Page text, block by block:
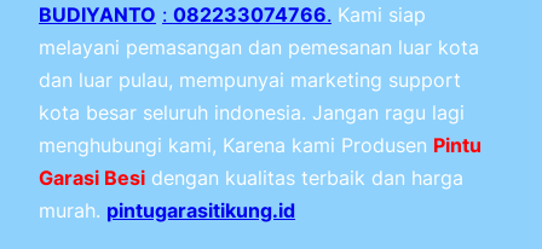
BUDIYANTO : 082233074766. Kami siap
melayani pemasangan dan pemesanan luar kota
dan luar pulau, mempunyai marketing support
kota besar seluruh indonesia. Jangan ragu lagi
menghubungi kami, Karena kami Produsen Pintu
Garasi Besi dengan kualitas terbaik dan harga
murah. pintugarasitikung.id